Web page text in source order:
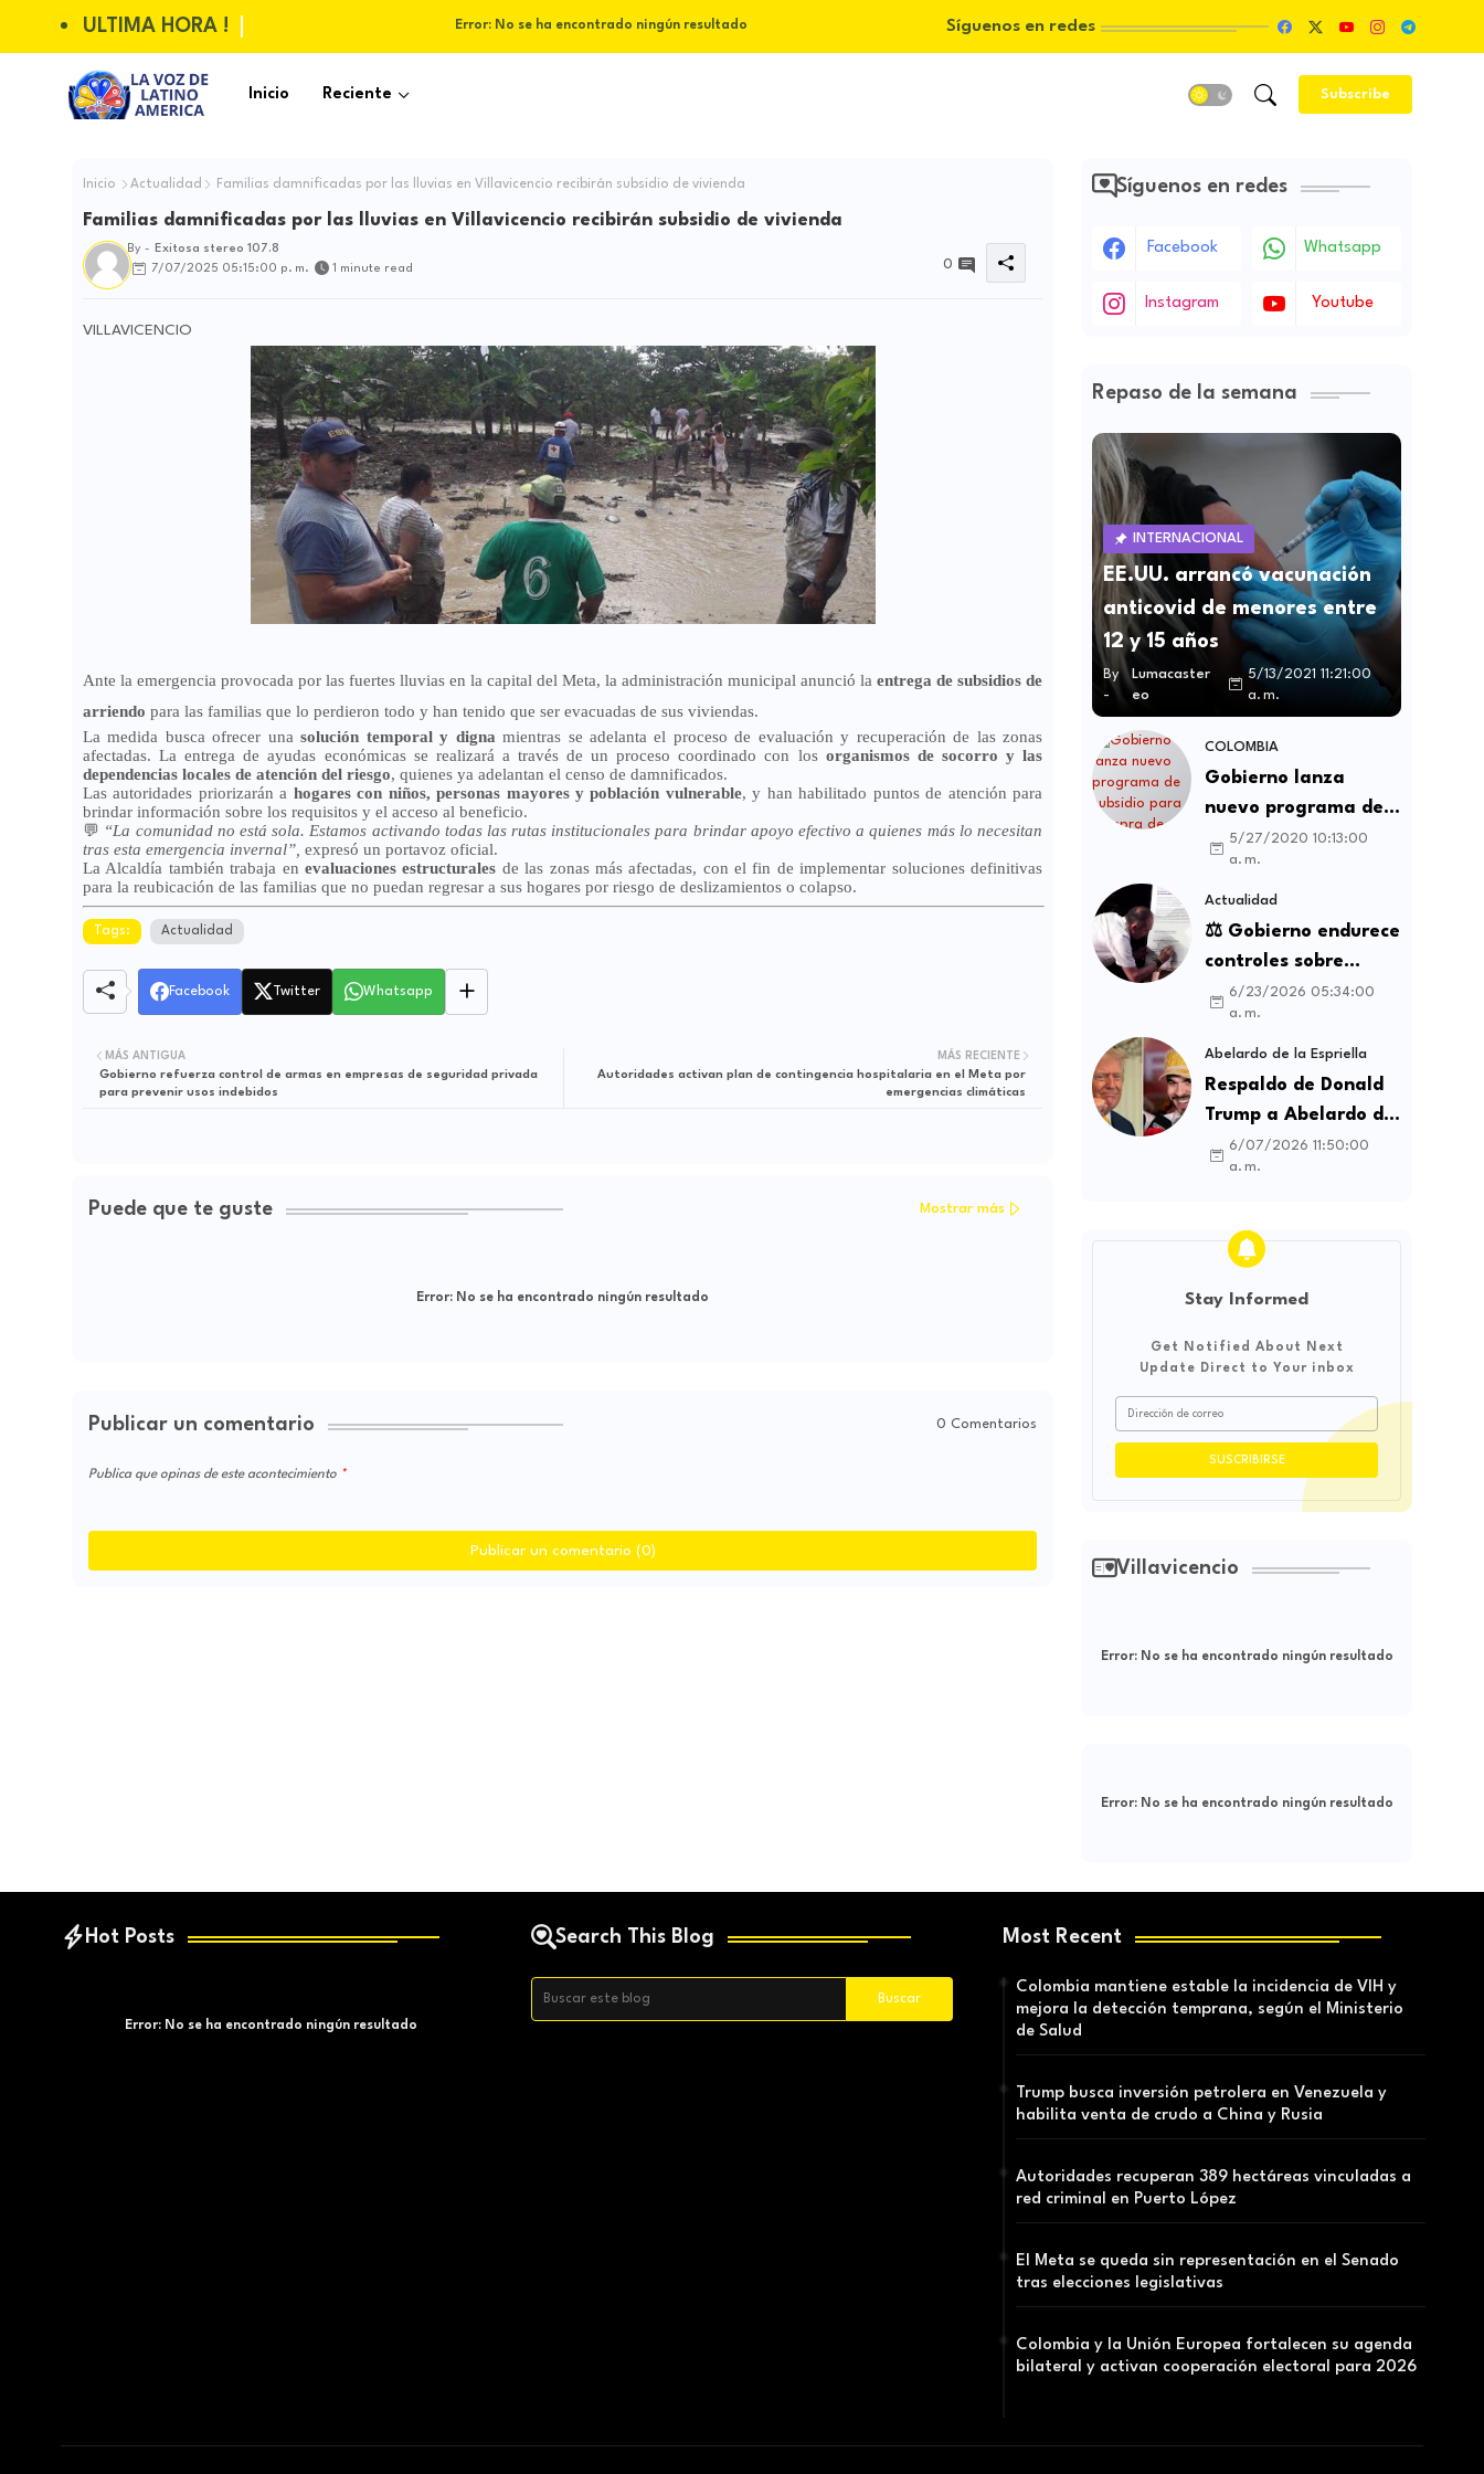
ULTIMA HORA ! Error: No se ha encontrado ningún resultado Síguenos en redes
Inicio Reciente Subscribe
Inicio Actualidad Familias damnificadas por las lluvias en Villavicencio recibirán subsidio de vivienda
Familias damnificadas por las lluvias en Villavicencio recibirán subsidio de vivienda
By -
Exitosa stereo 107.8
7/07/2025 05:15:00 p. m.
1 minute read 0
VILLAVICENCIO
Ante la emergencia provocada por las fuertes lluvias en la capital del Meta, la administración municipal anunció la entrega de subsidios de
arriendo para las familias que lo perdieron todo y han tenido que ser evacuadas de sus viviendas.
La medida busca ofrecer unasolución temporal y digna mientras se adelanta el proceso de evaluación y recuperación de las zonas
afectadas. La entrega de ayudas económicas se realizará a través de un proceso coordinado con los organismos de socorro y las
dependencias locales de atención del riesgo, quienes ya adelantan el censo de damnificados.
Las autoridades priorizarán a hogares con niños, personas mayores y población vulnerable, y han habilitado puntos de atención para
brindar información sobre los requisitos y el acceso al beneficio.
💬 “La comunidad no está sola. Estamos activando todas las rutas institucionales para brindar apoyo efectivo a quienes más lo necesitan
tras esta emergencia invernal”, expresó un portavoz oficial.
La Alcaldía también trabaja en evaluaciones estructurales de las zonas más afectadas, con el fin de implementar soluciones definitivas
para la reubicación de las familias que no puedan regresar a sus hogares por riesgo de deslizamientos o colapso.
Tags: Actualidad
Facebook Twitter Whatsapp
MÁS RECIENTE
Autoridades activan plan de contingencia hospitalaria en el Meta por
emergencias climáticas
MÁS ANTIGUA
Gobierno refuerza control de armas en empresas de seguridad privada
para prevenir usos indebidos
Puede que te guste Mostrar más
Error: No se ha encontrado ningún resultado
Publicar un comentario 0 Comentarios
Publica que opinas de este acontecimiento
Publicar un comentario (0)
Síguenos en redes
Facebook Whatsapp
Instagram Youtube
Repaso de la semana
INTERNACIONAL
EE.UU. arrancó vacunación
anticovid de menores entre
12 y 15 años
By
-
Lumacaster
eo
5/13/2021 11:21:00
a. m.
COLOMBIA
Gobierno lanza
nuevo programa de
subsidio para compra
de vivienda VIS y no
VIS
5/27/2020 10:13:00
a. m.
Actualidad
⚖️ Gobierno endurece
controles sobre
contratos sindicales
y busca frenar la
intermediación
laboral ilegal
6/23/2026 05:34:00
a. m.
Abelardo de la Espriella
Respaldo de Donald
Trump a Abelardo de
la Espriella genera
debate sobre
influencia
internacional
6/07/2026 11:50:00
a. m.
Stay Informed
Get Notified About Next
Update Direct to Your inbox
Villavicencio
Error:No se ha encontrado ningún resultado
Error:No se ha encontrado ningún resultado
Hot Posts
Error: No se ha encontrado ningún resultado
Search This Blog Most Recent
Colombia mantiene estable la incidencia de VIH y
mejora la detección temprana, según el Ministerio
de Salud
Trump busca inversión petrolera en Venezuela y
habilita venta de crudo a China y Rusia
Autoridades recuperan 389 hectáreas vinculadas a
red criminal en Puerto López
El Meta se queda sin representación en el Senado
tras elecciones legislativas
Colombia y la Unión Europea fortalecen su agenda
bilateral y activan cooperación electoral para 2026